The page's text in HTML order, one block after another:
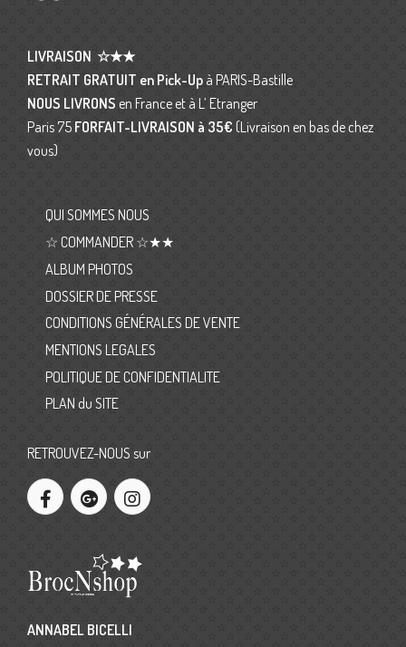
LIVRAISON ☆★★
RETRAIT GRATUIT en Pick-Up à PARIS-Bastille
NOUS LIVRONS en France et à L’ Etranger
Paris 75 FORFAIT-LIVRAISON à 35€ (Livraison en bas de chez
vous)
QUI SOMMES NOUS
☆ COMMANDER ☆★★
ALBUM PHOTOS
DOSSIER DE PRESSE
CONDITIONS GÉNÉRALES DE VENTE
MENTIONS LEGALES
POLITIQUE DE CONFIDENTIALITE
PLAN du SITE
RETROUVEZ-NOUS sur
ANNABEL BICELLI